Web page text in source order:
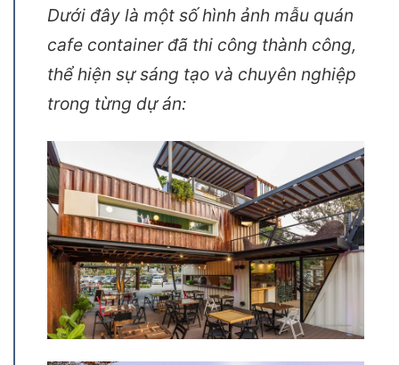
quả, mang đến cho bạn những giải
pháp tối ưu để xây dựng không gian
kinh doanh thành công.
cafe container đã thi công thành công,
thể hiện sự sáng tạo và chuyên nghiệp
trong từng dự án: